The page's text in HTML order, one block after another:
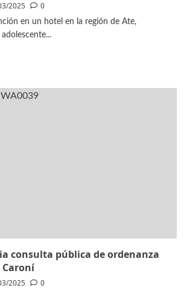
2025 0
en un hotel en la región de Ate,
consulta pública de ordenanza
Caroní
2025 0